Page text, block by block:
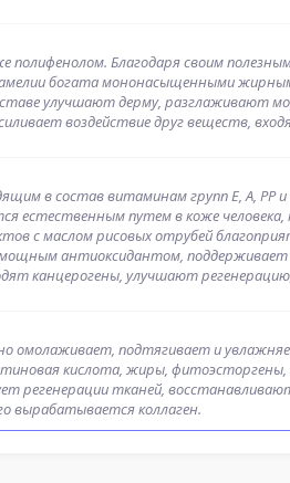
полифенолом. Благодаря своим
богата мононасыщенными
улучшают дерму, разглаживают
воздействие друг веществ,
в состав витаминам групп Е, А, РР
естественным путем в коже человека,
с маслом рисовых отрубей
мощным антиоксидантом,
канцерогены, улучшают
омолаживает, подтягивает и
кислота, жиры,
регенерации тканей,
вырабатывается коллаген.